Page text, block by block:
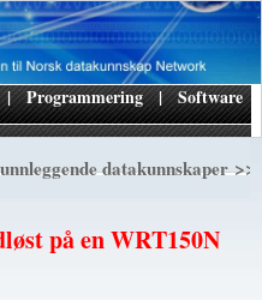
| Programmering | Software
datakunnskaper>>
på en WRT150N